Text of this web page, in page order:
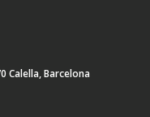
Calella, Barcelona